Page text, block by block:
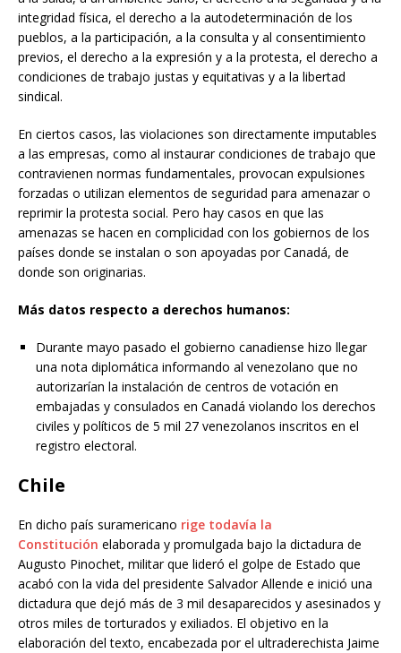
integridad física, el derecho a la autodeterminación de los
pueblos, a la participación, a la consulta y al consentimiento
previos, el derecho a la expresión y a la protesta, el derecho a
condiciones de trabajo justas y equitativas y a la libertad
sindical.
En ciertos casos, las violaciones son directamente imputables
a las empresas, como al instaurar condiciones de trabajo que
contravienen normas fundamentales, provocan expulsiones
forzadas o utilizan elementos de seguridad para amenazar o
reprimir la protesta social. Pero hay casos en que las
amenazas se hacen en complicidad con los gobiernos de los
países donde se instalan o son apoyadas por Canadá, de
donde son originarias.
Más datos respecto a derechos humanos:
Durante mayo pasado el gobierno canadiense hizo llegar
una nota diplomática informando al venezolano que no
autorizarían la instalación de centros de votación en
embajadas y consulados en Canadá violando los derechos
civiles y políticos de 5 mil 27 venezolanos inscritos en el
registro electoral.
Chile
En dicho país suramericano rige todavía la
Constitución elaborada y promulgada bajo la dictadura de
Augusto Pinochet, militar que lideró el golpe de Estado que
acabó con la vida del presidente Salvador Allende e inició una
dictadura que dejó más de 3 mil desaparecidos y asesinados y
otros miles de torturados y exiliados. El objetivo en la
elaboración del texto, encabezada por el ultraderechista Jaime